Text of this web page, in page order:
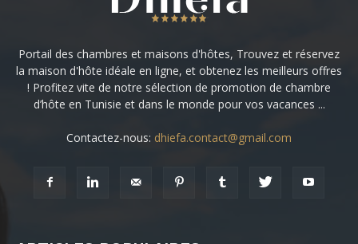
Portail des chambres et maisons d'hôtes, Trouvez et réservez
la maison d'hôte idéale en ligne, et obtenez les meilleurs offres
! Profitez vite de notre sélection de promotion de chambre
d’hôte en Tunisie et dans le monde pour vos vacances ...
Contactez-nous: dhiefa.contact@gmail.com